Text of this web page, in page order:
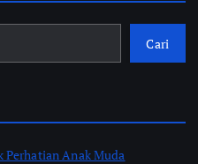
Cari
Anak Muda